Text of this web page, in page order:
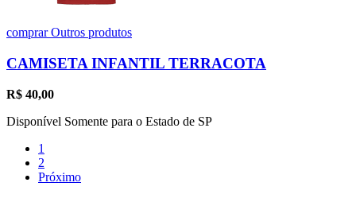
comprarOutros produtos
CAMISETA INFANTIL TERRACOTA
R$ 40,00
Disponível Somente para o Estado de SP
1
2
Próximo